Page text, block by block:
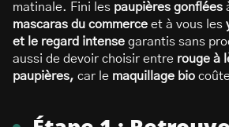
matinale. Fini les paupières gonflées
mascaras du commerce et à vous les
et le regard intense garantis sans
aussi de devoir choisir entre rouge à
paupières, car le maquillage bio